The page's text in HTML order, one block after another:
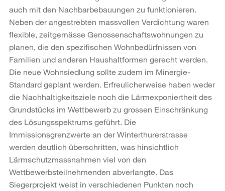
auch mit den Nachbarbebauungen zu funktionieren.
Neben der angestrebten massvollen Verdichtung waren
flexible, zeitgemässe Genossenschaftswohnungen zu
planen, die den spezifischen Wohnbedürfnissen von
Familien und anderen Haushaltformen gerecht werden.
Die neue Wohnsiedlung sollte zudem im Minergie-
Standard geplant werden. Erfreulicherweise haben weder
die Nachhaltigkeitsziele noch die Lärmexponiertheit des
Grundstücks im Wettbewerb zu grossen Einschränkung
des Lösungsspektrums geführt. Die
Immissionsgrenzwerte an der Winterthurerstrasse
werden deutlich überschritten, was hinsichtlich
Lärmschutzmassnahmen viel von den
Wettbewerbsteilnehmenden abverlangte. Das
Siegerprojekt weist in verschiedenen Punkten noch